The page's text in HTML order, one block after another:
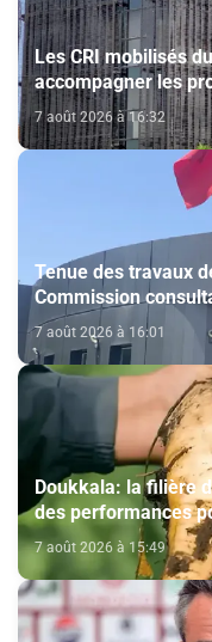
Les CRI mobilisés
accompagner les
7 août 2026 à 16:32
Tenue des travaux
Commission
sur la délivrance de
cinéma (CCM)
7 août 2026 à 16:01
Doukkala: la filière
des performances
agricole 2025-2026
7 août 2026 à 15:49